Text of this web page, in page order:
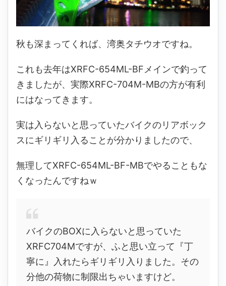
秋も深まってくれば、湾奥タチウオですね。
これも去年はXRFC-654ML-BFメインで釣って
きましたが、実際XRFC-704M-MBの方が有利
にはなってきます。
実は入らないと思っていたバイクのリアボック
スにギリギリ入ることが分かりましたので、
無理してXRFC-654ML-BF-MBでやることもな
くなったんですねｗ
バイクのBOXに入らないと思っていた
XRFC704Mですが、ふと思い立って『丁
寧に』入れたらギリギリ入りました。その
分他の荷物に制限出ちゃいますけど。